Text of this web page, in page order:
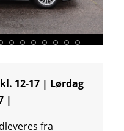
12-17 | Lørdag
|
fra